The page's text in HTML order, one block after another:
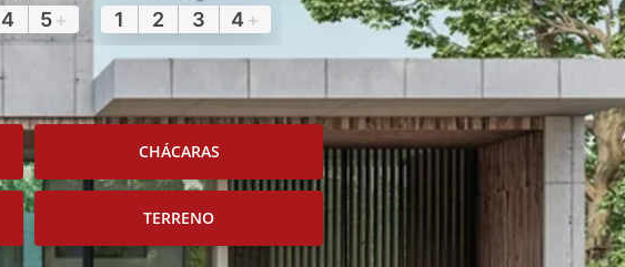
4 5+ 1 2 3 4 +
CHÁCARAS
TERRENO